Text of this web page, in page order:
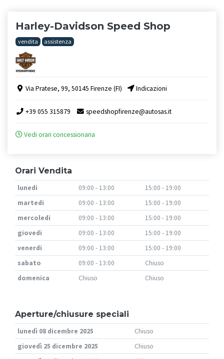
Harley-Davidson Speed Shop
vendita assistenza
Via Pratese, 99, 50145 Firenze (FI) Indicazioni
+39 055 315879 speedshopfirenze@autosas.it
Vedi orari concessionaria
Orari Vendita
lunedi 09:00 - 13:00
15:00 - 19:00
martedi
09:00 - 13:00
15:00 - 19:00
mercoledi
09:00 - 13:00
15:00 - 19:00
giovedi
09:00 - 13:00
15:00 - 19:00
venerdi
09:00 - 13:00
15:00 - 19:00
sabato
09:00 - 13:00
Chiuso
domenica
Chiuso Chiuso
Aperture/chiusure speciali
lunedì 08 dicembre 2025
Chiuso
giovedì 25 dicembre 2025
Chiuso